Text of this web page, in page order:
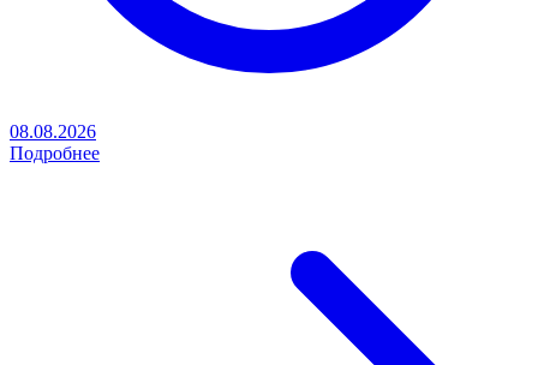
08.08.2026
Подробнее